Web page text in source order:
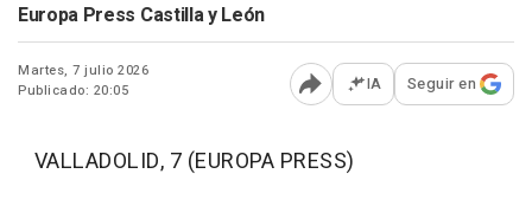
Europa Press Castilla y León
Martes, 7 julio 2026
Publicado: 20:05
Abrir opciones para
IA Seguir en
VALLADOLID, 7 (EUROPA PRESS)